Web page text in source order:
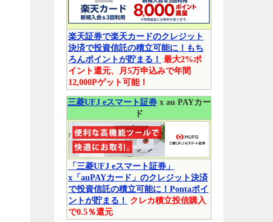
楽天証券で楽天カードのクレジット
決済で投資信託の積立可能に！もち
ろんポイントが貯まる！ 最大2%ポ
イント還元、月5万申込みで年間
12,000Pゲット可能！
三菱UFJ eスマート証券x au PAYカー
ド
「三菱UFJ eスマート証券」
x「auPAYカード」のクレジット決済
で投資信託の積立可能に！Pontaポイ
ントが貯まる！
クレカ積立投信購入
で0.5％還元